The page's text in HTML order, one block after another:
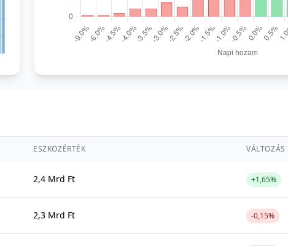
ESZKÖZÉRTÉK VÁLTOZÁS
2,4 Mrd Ft +1,65%
2,3 Mrd Ft -0,15%